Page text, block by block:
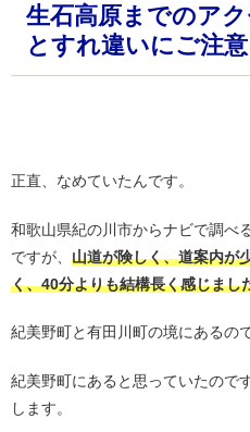
生石高原までのア
とすれ違いにご注意
正直、なめていたんです。
和歌山県紀の川市からナビで調べ
ですが、 山道が険しく、道案内が
く、40分よりも結構長く感じまし
紀美野町と有田川町の境にあるの
紀美野町にあると思っていたので
します。